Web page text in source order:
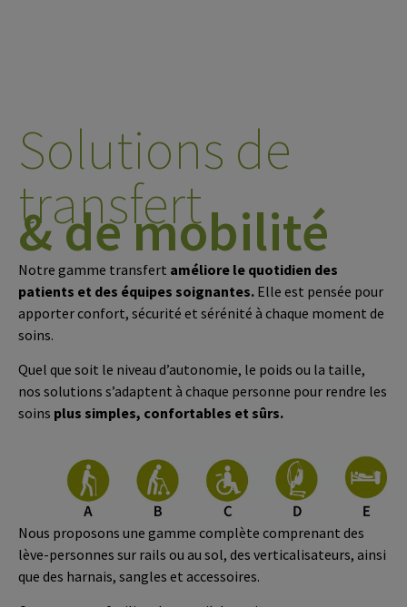
Solutions de
transfert
& de mobilité
Notre gamme transfert améliore le quotidien des
patients et des équipes soignantes. Elle est pensée pour
apporter confort, sécurité et sérénité à chaque moment de
soins.
Quel que soit le niveau d’autonomie, le poids ou la taille,
nos solutions s’adaptent à chaque personne pour rendre les
soins plus simples, confortables et sûrs.
Nous proposons une gamme complète comprenant des
lève-personnes sur rails ou au sol, des verticalisateurs, ainsi
que des harnais, sangles et accessoires.